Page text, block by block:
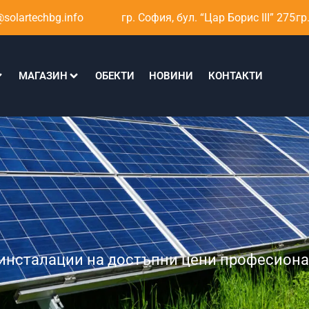
гр. София, бул. “Цар Борис III” 275
МАГАЗИН ОБЕКТИ НОВИНИ КОНТАКТИ
на достъпни цени